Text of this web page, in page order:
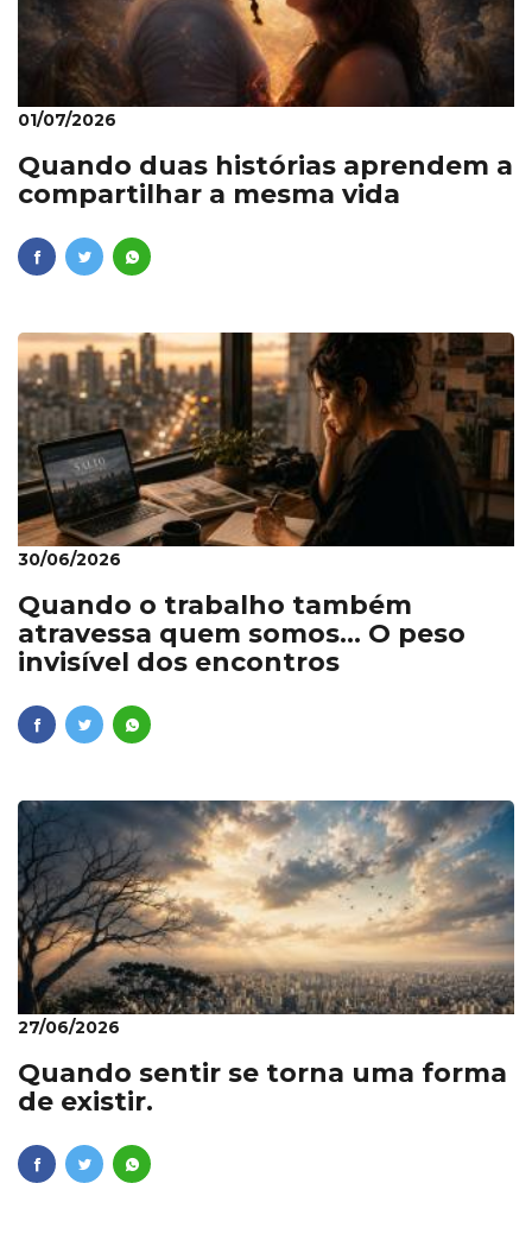
01/07/2026
Quando duas histórias aprendem a
compartilhar a mesma vida
30/06/2026
Quando o trabalho também
atravessa quem somos... O peso
invisível dos encontros
27/06/2026
Quando sentir se torna uma forma
de existir.